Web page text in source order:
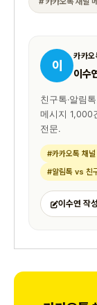
이
카카
이수
친구톡·알림
메시지 1,000
전문.
#카카오톡 채
#알림톡 vs 친
이수연 작